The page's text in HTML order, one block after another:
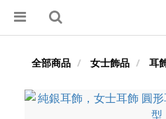
全部商品 女士飾品 耳